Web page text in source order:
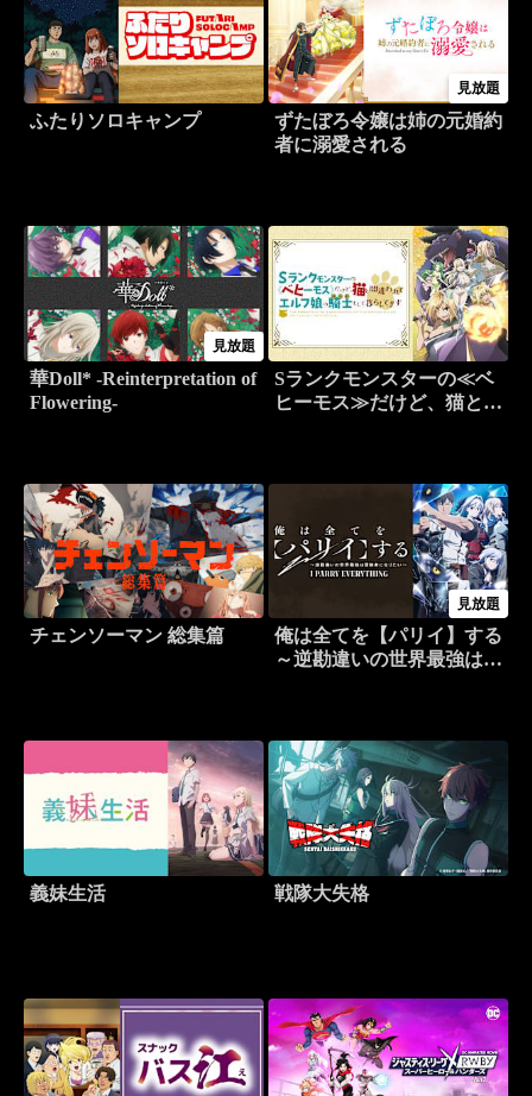
ふたりソロキャンプ
見放題
ずたぼろ令嬢は姉の元婚約
者に溺愛される
見放題
華Doll* -Reinterpretation of
Flowering-
Sランクモンスターの≪ベ
ヒーモス≫だけど、猫と間
チェンソーマン 総集篇
見放題
俺は全てを【パリイ】する
～逆勘違いの世界最強は冒
義妹生活 戦隊大失格